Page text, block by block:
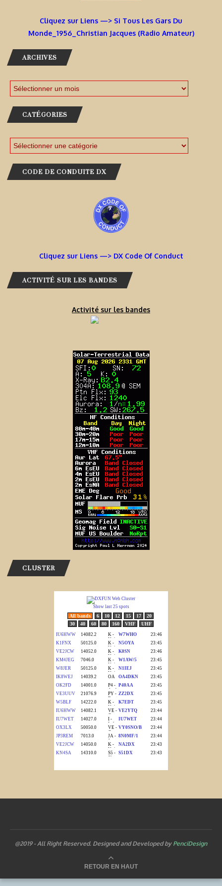
Cliquez sur Liens —> Si Tous Les Gars Du
Monde_1956_Christian Jacques (Radio Amateur)
ARCHIVES
CATÉGORIES
CODE DE CONDUITE DX
Cliquez sur Liens —> DX Code Of Conduct
ACTIVITÉ SUR LES BANDES
Activité sur les bandes
CLUSTER
@2019 - All Right Reserved. Designed and Developed by PenciDesign
RETOUR EN HAUT